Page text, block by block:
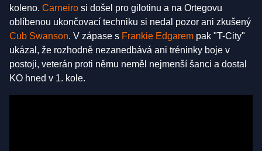
koleno. Carneiro si došel pro gilotinu a na Ortegovu
oblíbenou ukončovací techniku si nedal pozor ani zkušený
Cub Swanson. V zápase s Frankie Edgarem pak "T-City"
ukázal, že rozhodně nezanedbává ani tréninky boje v
postoji, veterán proti němu neměl nejmenší šanci a dostal
KO hned v 1. kole.